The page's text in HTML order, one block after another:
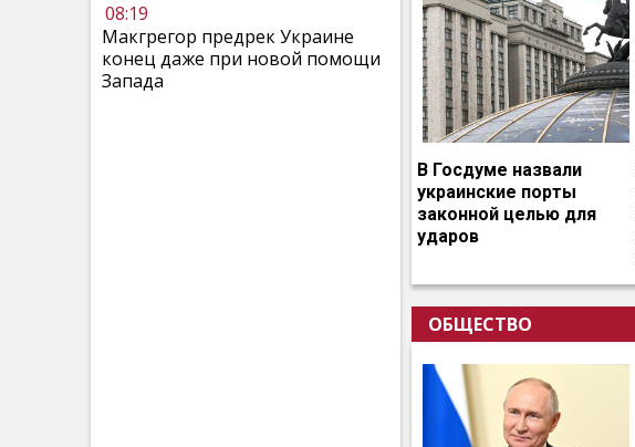
08:19
Макгрегор предрек Украине
конец даже при новой помощи
Запада
В Госдуме назвали
украинские порты
законной целью для
ударов
ОБЩЕСТВО